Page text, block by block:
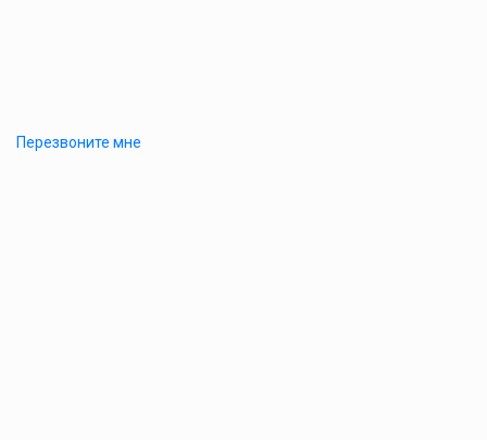
Перезвоните мне